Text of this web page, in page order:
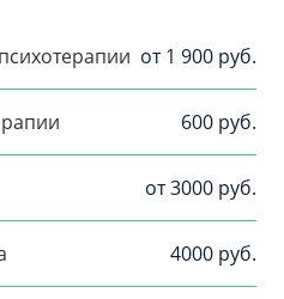
от 1 900 руб.
600 руб.
от 3000 руб.
4000 руб.